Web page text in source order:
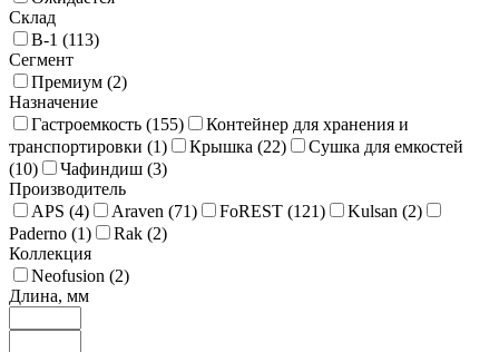
Склад
В-1 (113)
Сегмент
Премиум (2)
Назначение
Гастроемкость (155)
Контейнер для хранения и
транспортировки (1) Крышка (22)
Сушка для емкостей
(10) Чафиндиш (3)
Производитель
APS (4) Araven (71) FoREST (121) Kulsan (2)
Paderno (1) Rak (2)
Коллекция
Neofusion (2)
Длина, мм